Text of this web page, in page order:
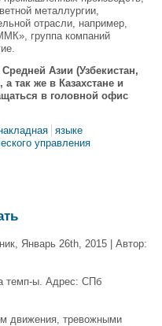
металлургии,
отрасли, например,
группа компаний
Азии (Узбекистан,
так же в Казахстане и
в головной офис
языке
управления
Январь 26th, 2015 | Автор:
темп-ы. Адрес: СПб
движения, тревожными